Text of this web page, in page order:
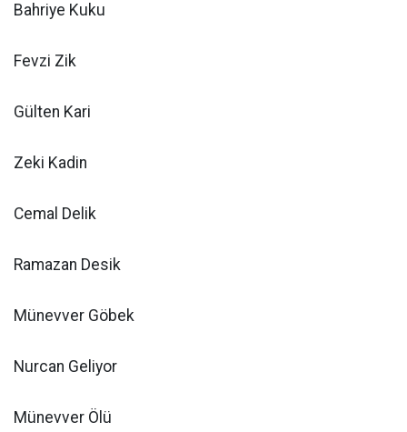
Bahriye Kuku
Fevzi Zik
Gülten Kari
Zeki Kadin
Cemal Delik
Ramazan Desik
Münevver Göbek
Nurcan Geliyor
Münevver Ölü